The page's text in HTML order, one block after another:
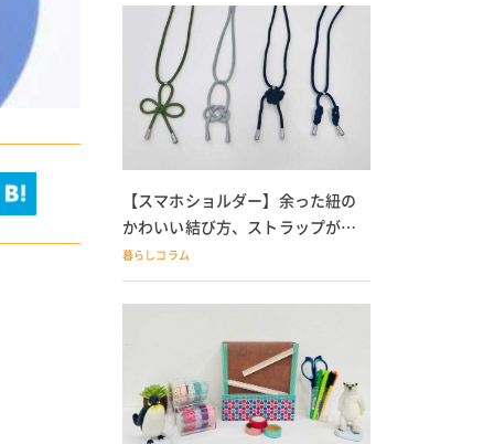
【スマホショルダー】余った紐の
かわいい結び方、ストラップが落
ちる人必見
暮らしコラム